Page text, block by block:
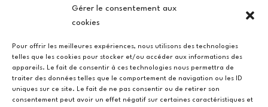
Gérer le consentement aux
cookies
Pour offrir les meilleures expériences, nous utilisons des technologies
telles que les cookies pour stocker et/ou accéder aux informations des
appareils. Le fait de consentir à ces technologies nous permettra de
traiter des données telles que le comportement de navigation ou les ID
uniques sur ce site. Le fait de ne pas consentir ou de retirer son
consentement peut avoir un effet négatif sur certaines caractéristiques et
viedulieu@quatrequarts.coop
Politique de cookies (UE)